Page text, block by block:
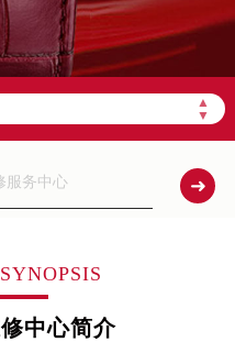
▲
▼
中心简介